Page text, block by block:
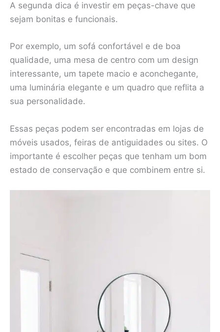
A segunda dica é investir em peças-chave que
sejam bonitas e funcionais.
Por exemplo, um sofá confortável e de boa
qualidade, uma mesa de centro com um design
interessante, um tapete macio e aconchegante,
uma luminária elegante e um quadro que reflita a
sua personalidade.
Essas peças podem ser encontradas em lojas de
móveis usados, feiras de antiguidades ou sites. O
importante é escolher peças que tenham um bom
estado de conservação e que combinem entre si.